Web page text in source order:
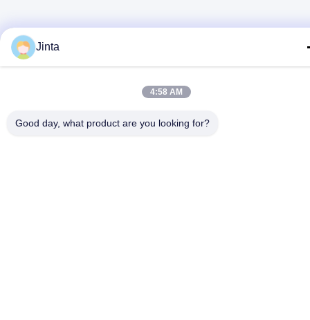
Jinta
4:58 AM
Good day, what product are you looking for?